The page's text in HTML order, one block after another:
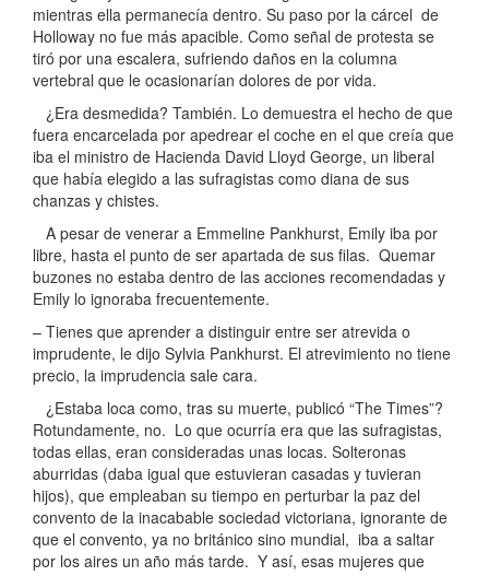
mientras ella permanecía dentro. Su paso por la cárcel de
Holloway no fue más apacible. Como señal de protesta se
tiró por una escalera, sufriendo daños en la columna
vertebral que le ocasionarían dolores de por vida.
¿Era desmedida? También. Lo demuestra el hecho de que
fuera encarcelada por apedrear el coche en el que creía que
iba el ministro de Hacienda David Lloyd George, un liberal
que había elegido a las sufragistas como diana de sus
chanzas y chistes.
A pesar de venerar a Emmeline Pankhurst, Emily iba por
libre, hasta el punto de ser apartada de sus filas. Quemar
buzones no estaba dentro de las acciones recomendadas y
Emily lo ignoraba frecuentemente.
– Tienes que aprender a distinguir entre ser atrevida o
imprudente, le dijo Sylvia Pankhurst. El atrevimiento no tiene
precio, la imprudencia sale cara.
¿Estaba loca como, tras su muerte, publicó “The Times”?
Rotundamente, no. Lo que ocurría era que las sufragistas,
todas ellas, eran consideradas unas locas. Solteronas
aburridas (daba igual que estuvieran casadas y tuvieran
hijos), que empleaban su tiempo en perturbar la paz del
convento de la inacabable sociedad victoriana, ignorante de
que el convento, ya no británico sino mundial, iba a saltar
por los aires un año más tarde. Y así, esas mujeres que